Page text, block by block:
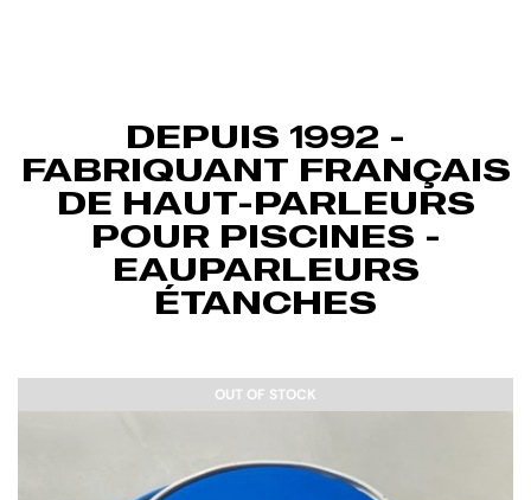
DEPUIS 1992 -
FABRIQUANT FRANÇAIS
DE HAUT-PARLEURS
POUR PISCINES -
EAUPARLEURS
ÉTANCHES
OUT OF STOCK